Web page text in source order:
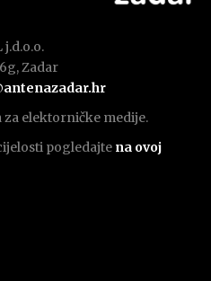
j.d.o.o.
Zadar
elektorničke medije.
pogledajte na ovoj